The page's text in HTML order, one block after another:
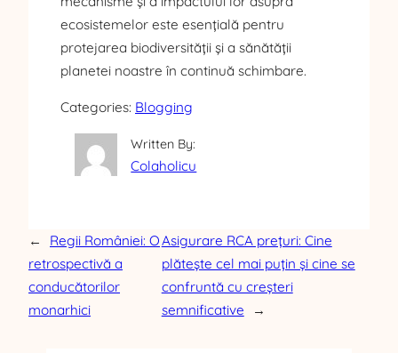
ecosistemelor este esențială pentru
protejarea biodiversității și a sănătății
planetei noastre în continuă schimbare.
Categories: Blogging
Written By:
Colaholicu
←
Regii României: O
retrospectivă a
conducătorilor
monarhici
Asigurare RCA prețuri: Cine
plătește cel mai puțin și cine se
confruntă cu creșteri
semnificative
→